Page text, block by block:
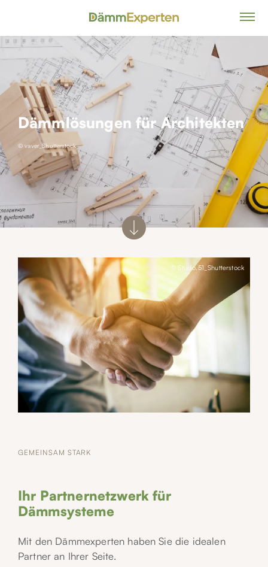
Dämmlösungen für Architekten
© vaver_Shutterstock
© Studio.51_Shutterstock
GEMEINSAM STARK
Ihr Partnernetzwerk für
Dämmsysteme
Mit den Dämmexperten haben Sie die idealen
Partner an Ihrer Seite.